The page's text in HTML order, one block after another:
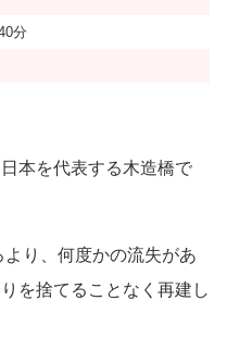
分
本を代表する木造橋で
り、何度かの流失があ
を捨てることなく再建し